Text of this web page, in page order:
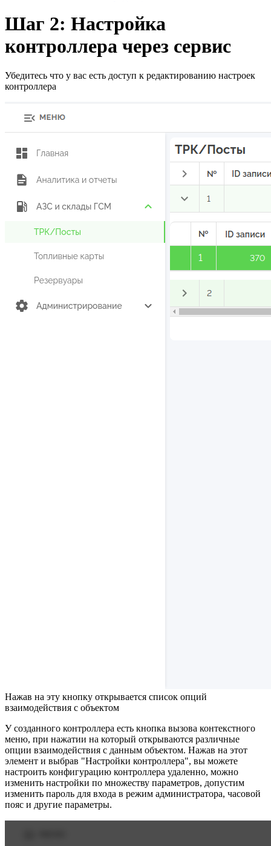
Шаг 2: Настройка
контроллера через сервис
Убедитесь что у вас есть доступ к редактированию настроек
контроллера
Нажав на эту кнопку открывается список опций
взаимодействия с объектом
У созданного контроллера есть кнопка вызова контекстного
меню, при нажатии на который открываются различные
опции взаимодействия с данным объектом. Нажав на этот
элемент и выбрав "Настройки контроллера", вы можете
настроить конфигурацию контроллера удаленно, можно
изменить настройки по множеству параметров, допустим
изменить пароль для входа в режим администратора, часовой
пояс и другие параметры.